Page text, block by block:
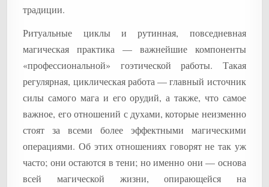
традиции.
Ритуальные циклы и рутинная, повседневная
магическая практика — важнейшие компоненты
«профессиональной» гоэтической работы. Такая
регулярная, циклическая работа — главный источник
силы самого мага и его орудий, а также, что самое
важное, его отношений с духами, которые неизменно
стоят за всеми более эффектными магическими
операциями. Об этих отношениях говорят не так уж
часто; они остаются в тени; но именно они — основа
всей магической жизни, опирающейся на